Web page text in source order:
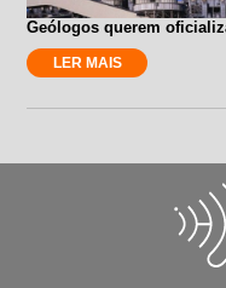
Geólogos querem
LER MAIS